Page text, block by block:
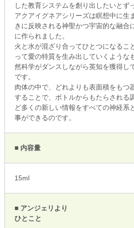
した教育システムを創り出したいとず
アクアイグネアシリーズは瞑想中に生
きに反映される神聖かつ宇宙的な融合
に作られました。
火と水が混ざり合ってひとつになるこ
って愛の特質を生み出していくような
然科学がダンスしながら英知を獲得し
です。
肉体の中で、どれよりも表面積をもつ
することで、ボトルからもたらされる
ど多くの新しい情報をすべての神経系
事ができるのです。
■ 内容量
15ml
■ アンジェリより
ひとこと